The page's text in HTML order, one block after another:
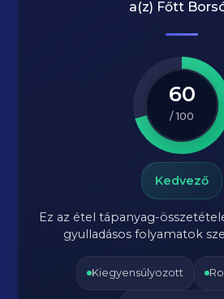
a(z) Főtt
60
/ 100
Kedvező
Ez az étel tápanyag-
gyulladásos folyamatok
Kiegyensúlyozott